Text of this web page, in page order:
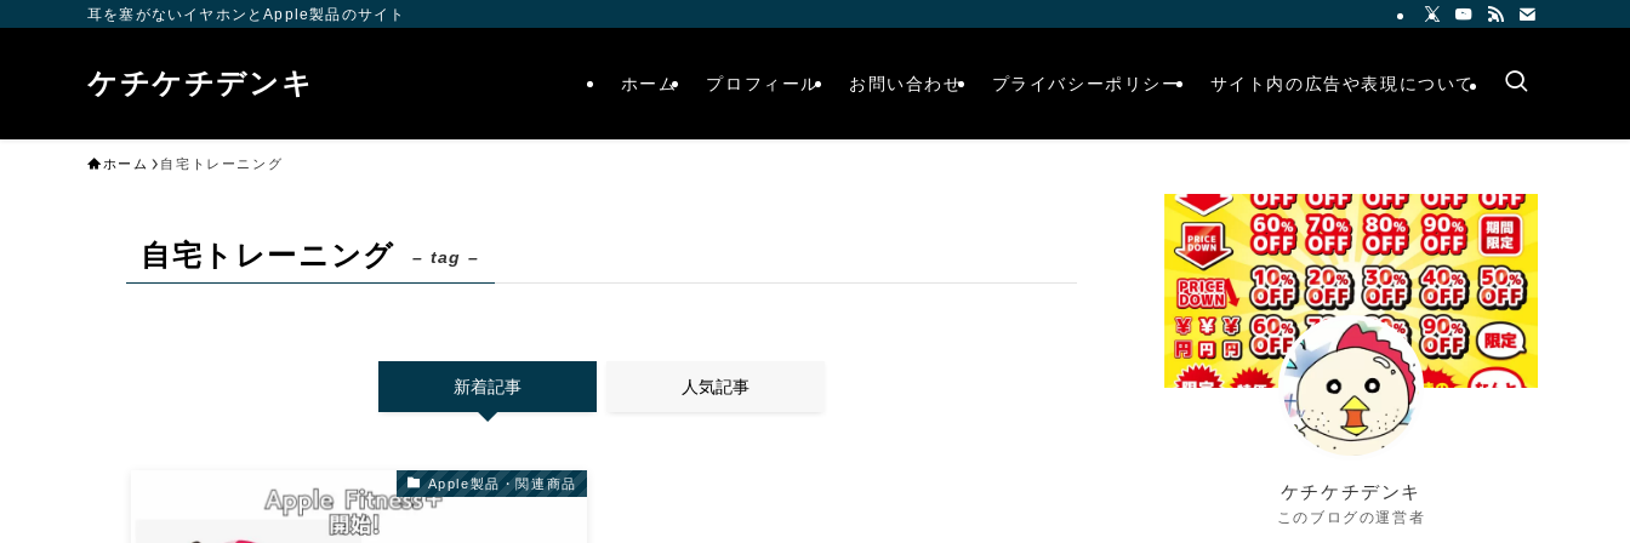
耳を塞がないイヤホンとApple製品のサイト
ケチケチデンキ ホーム プロフィール お問い合わせ プライバシーポリシー サイト内の広告や表現について
ホーム 自宅トレーニング
自宅トレーニング – tag –
新着記事 人気記事
Apple製品・関連商品 ケチケチデンキ
このブログの運営者